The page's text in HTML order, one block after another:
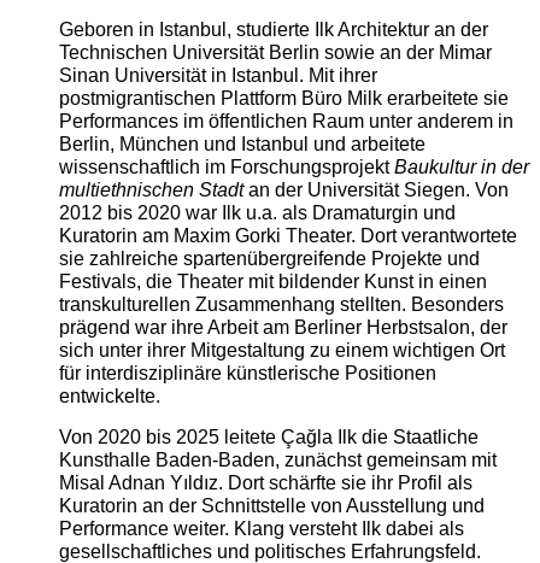
Geboren in Istanbul, studierte Ilk Architektur an der
Technischen Universität Berlin sowie an der Mimar
Sinan Universität in Istanbul. Mit ihrer
postmigrantischen Plattform Büro Milk erarbeitete sie
Performances im öffentlichen Raum unter anderem in
Berlin, München und Istanbul und arbeitete
wissenschaftlich im ForschungsprojektBaukultur in der
multiethnischen Stadtan der Universität Siegen. Von
2012 bis 2020 war Ilk u.a. als Dramaturgin und
Kuratorin am Maxim Gorki Theater. Dort verantwortete
sie zahlreiche spartenübergreifende Projekte und
Festivals, die Theater mit bildender Kunst in einen
transkulturellen Zusammenhang stellten. Besonders
prägend war ihre Arbeit am Berliner Herbstsalon, der
sich unter ihrer Mitgestaltung zu einem wichtigen Ort
für interdisziplinäre künstlerische Positionen
entwickelte.
Von 2020 bis 2025 leitete Çağla Ilk die Staatliche
Kunsthalle Baden-Baden, zunächst gemeinsam mit
Misal Adnan Yıldız. Dort schärfte sie ihr Profil als
Kuratorin an der Schnittstelle von Ausstellung und
Performance weiter. Klang versteht Ilk dabei als
gesellschaftliches und politisches Erfahrungsfeld.